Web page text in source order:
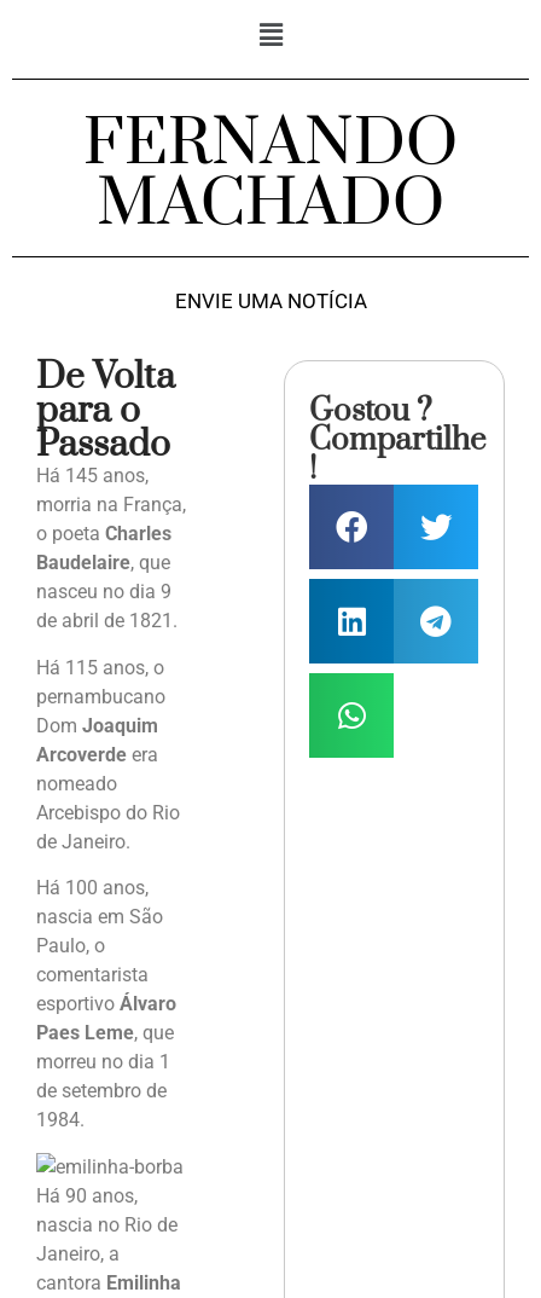
FERNANDO
MACHADO
ENVIE UMA NOTÍCIA
De Volta
para o
Passado
Há 145 anos,
morria na França,
o poeta Charles
Baudelaire, que
nasceu no dia 9
de abril de 1821.
Há 115 anos, o
pernambucano
Dom Joaquim
Arcoverde era
nomeado
Arcebispo do Rio
de Janeiro.
Há 100 anos,
nascia em São
Paulo, o
comentarista
esportivo Álvaro
Paes Leme, que
morreu no dia 1
de setembro de
1984.
Há 90 anos,
nascia no Rio de
Janeiro, a
cantora Emilinha
Gostou ?
Compartilhe
!